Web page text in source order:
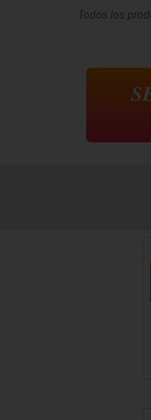
Todos los